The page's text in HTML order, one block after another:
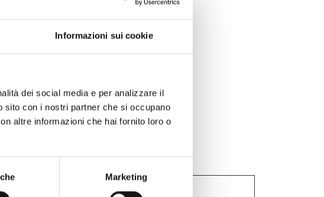
Informazioni sui cookie
dei social media e per analizzare il
con i nostri partner che si occupano
altre informazioni che hai fornito loro o
Marketing
dei cookie sul nostro sito web.
Informativa sulla privacy.